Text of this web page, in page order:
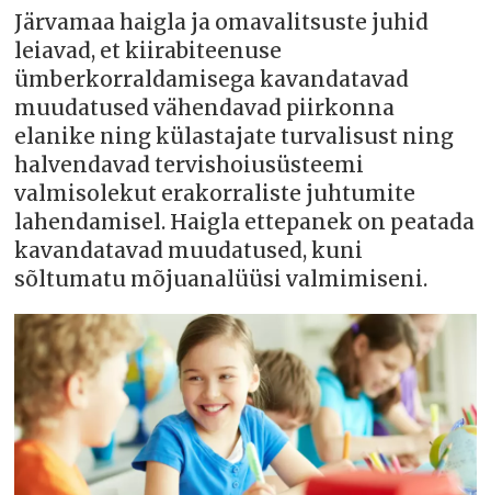
Järvamaa haigla ja omavalitsuste juhid
leiavad, et kiirabiteenuse
ümberkorraldamisega kavandatavad
muudatused vähendavad piirkonna
elanike ning külastajate turvalisust ning
halvendavad tervishoiusüsteemi
valmisolekut erakorraliste juhtumite
lahendamisel. Haigla ettepanek on peatada
kavandatavad muudatused, kuni
sõltumatu mõjuanalüüsi valmimiseni.